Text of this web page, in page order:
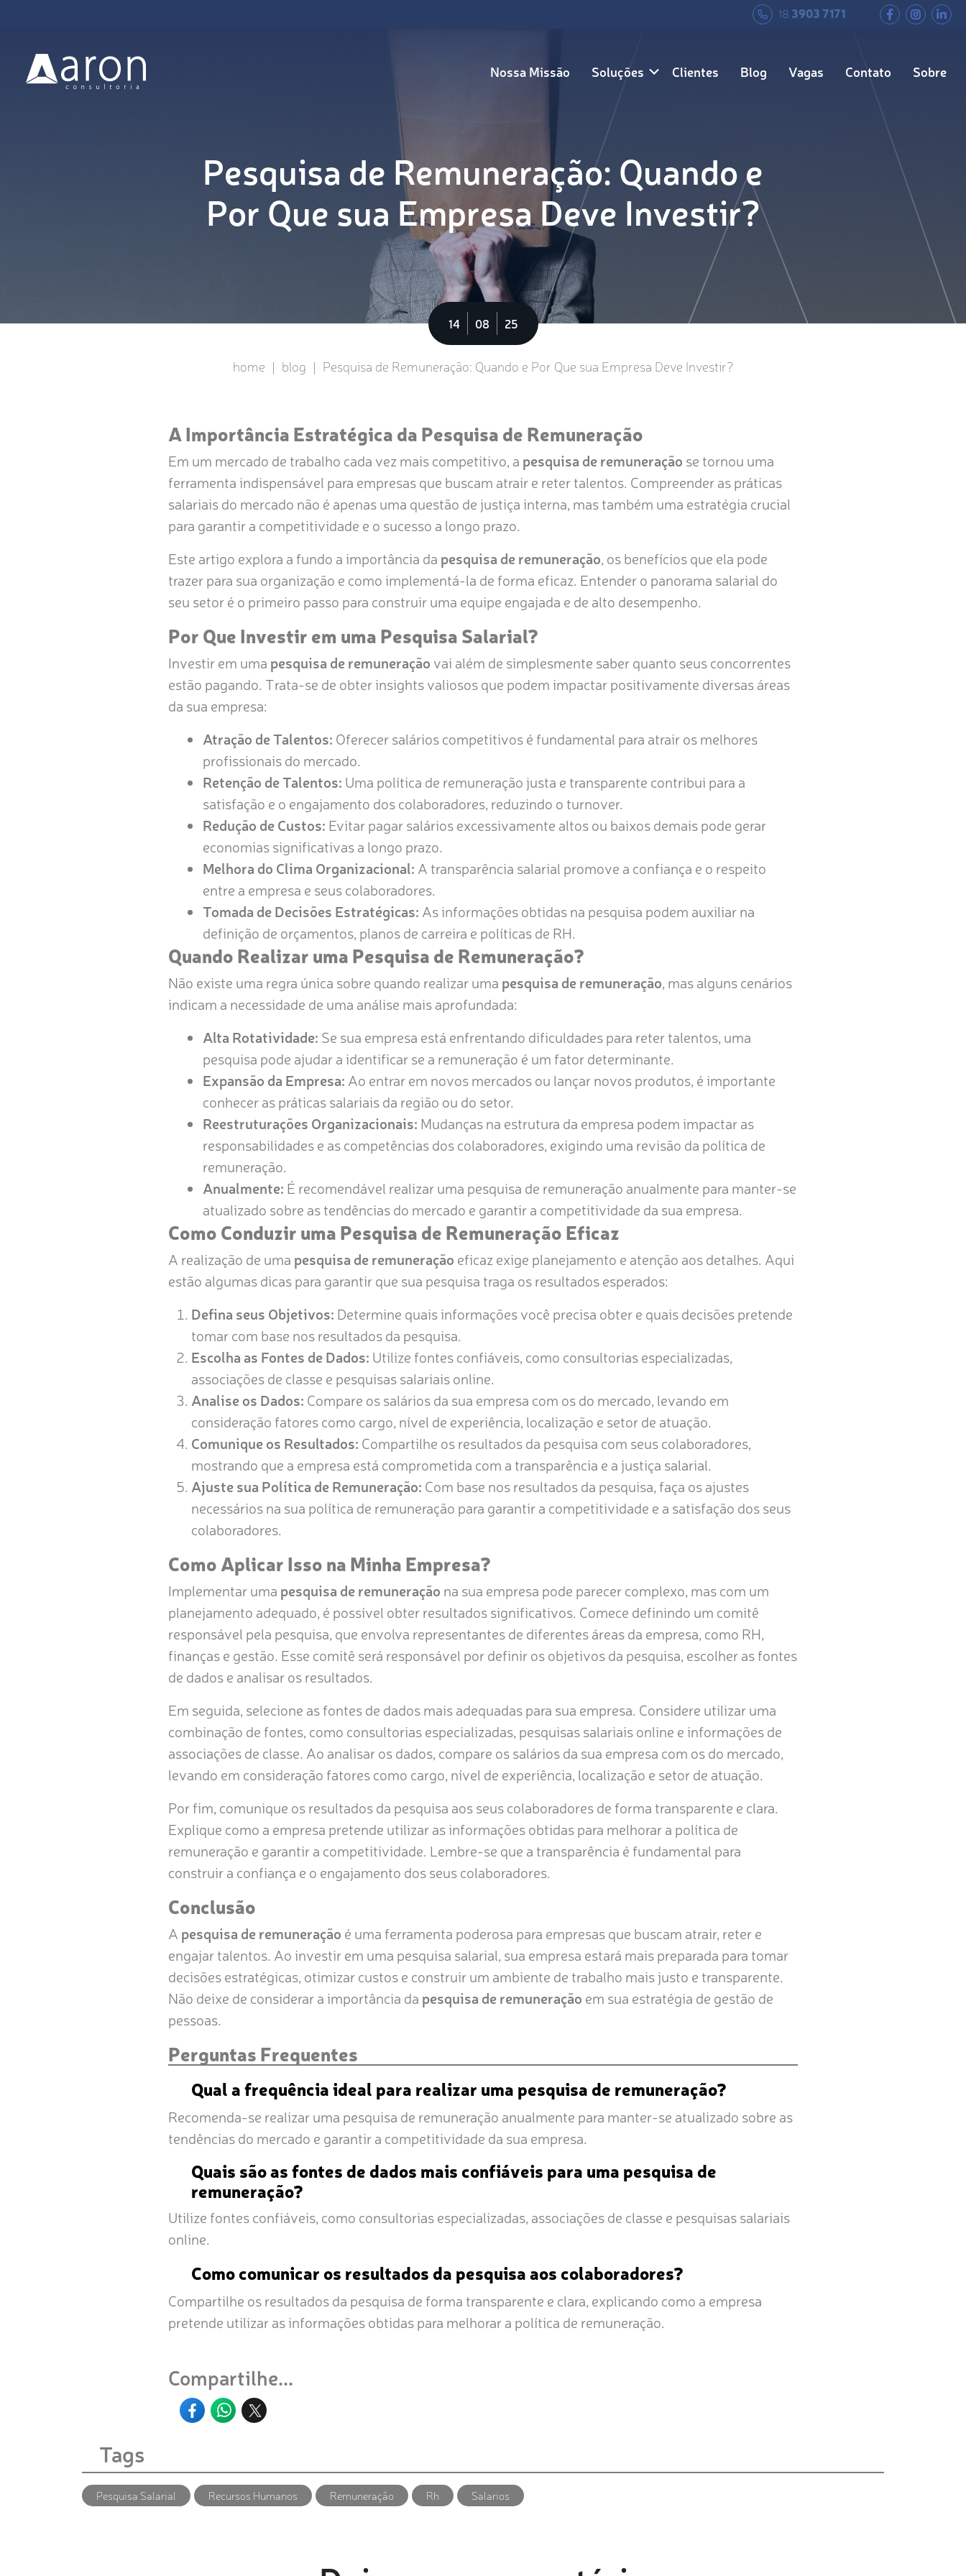
18 3903 7171
Nossa Missão Soluções Clientes Blog Vagas Contato Sobre
Pesquisa de Remuneração: Quando e
Por Que sua Empresa Deve Investir?
14 08 25
home | blog | Pesquisa de Remuneração: Quando e Por Que sua Empresa Deve Investir?
A Importância Estratégica da Pesquisa de Remuneração
Em um mercado de trabalho cada vez mais competitivo, a pesquisa de remuneração se tornou uma
ferramenta indispensável para empresas que buscam atrair e reter talentos. Compreender as práticas
salariais do mercado não é apenas uma questão de justiça interna, mas também uma estratégia crucial
para garantir a competitividade e o sucesso a longo prazo.
Este artigo explora a fundo a importância da pesquisa de remuneração, os benefícios que ela pode
trazer para sua organização e como implementá-la de forma eficaz. Entender o panorama salarial do
seu setor é o primeiro passo para construir uma equipe engajada e de alto desempenho.
Por Que Investir em uma Pesquisa Salarial?
Investir em uma pesquisa de remuneração vai além de simplesmente saber quanto seus concorrentes
estão pagando. Trata-se de obter insights valiosos que podem impactar positivamente diversas áreas
da sua empresa:
Atração de Talentos: Oferecer salários competitivos é fundamental para atrair os melhores
profissionais do mercado.
Retenção de Talentos: Uma política de remuneração justa e transparente contribui para a
satisfação e o engajamento dos colaboradores, reduzindo o turnover.
Redução de Custos: Evitar pagar salários excessivamente altos ou baixos demais pode gerar
economias significativas a longo prazo.
Melhora do Clima Organizacional: A transparência salarial promove a confiança e o respeito
entre a empresa e seus colaboradores.
Tomada de Decisões Estratégicas: As informações obtidas na pesquisa podem auxiliar na
definição de orçamentos, planos de carreira e políticas de RH.
Quando Realizar uma Pesquisa de Remuneração?
Não existe uma regra única sobre quando realizar uma pesquisa de remuneração, mas alguns cenários
indicam a necessidade de uma análise mais aprofundada:
Alta Rotatividade: Se sua empresa está enfrentando dificuldades para reter talentos, uma
pesquisa pode ajudar a identificar se a remuneração é um fator determinante.
Expansão da Empresa: Ao entrar em novos mercados ou lançar novos produtos, é importante
conhecer as práticas salariais da região ou do setor.
Reestruturações Organizacionais: Mudanças na estrutura da empresa podem impactar as
responsabilidades e as competências dos colaboradores, exigindo uma revisão da política de
remuneração.
Anualmente: É recomendável realizar uma pesquisa de remuneração anualmente para manter-se
atualizado sobre as tendências do mercado e garantir a competitividade da sua empresa.
Como Conduzir uma Pesquisa de Remuneração Eficaz
A realização de uma pesquisa de remuneração eficaz exige planejamento e atenção aos detalhes. Aqui
estão algumas dicas para garantir que sua pesquisa traga os resultados esperados:
Defina seus Objetivos: Determine quais informações você precisa obter e quais decisões pretende
tomar com base nos resultados da pesquisa.
Escolha as Fontes de Dados: Utilize fontes confiáveis, como consultorias especializadas,
associações de classe e pesquisas salariais online.
Analise os Dados: Compare os salários da sua empresa com os do mercado, levando em
consideração fatores como cargo, nível de experiência, localização e setor de atuação.
Comunique os Resultados: Compartilhe os resultados da pesquisa com seus colaboradores,
mostrando que a empresa está comprometida com a transparência e a justiça salarial.
Ajuste sua Política de Remuneração: Com base nos resultados da pesquisa, faça os ajustes
necessários na sua política de remuneração para garantir a competitividade e a satisfação dos seus
colaboradores.
Como Aplicar Isso na Minha Empresa?
Implementar uma pesquisa de remuneração na sua empresa pode parecer complexo, mas com um
planejamento adequado, é possível obter resultados significativos. Comece definindo um comitê
responsável pela pesquisa, que envolva representantes de diferentes áreas da empresa, como RH,
finanças e gestão. Esse comitê será responsável por definir os objetivos da pesquisa, escolher as fontes
de dados e analisar os resultados.
Em seguida, selecione as fontes de dados mais adequadas para sua empresa. Considere utilizar uma
combinação de fontes, como consultorias especializadas, pesquisas salariais online e informações de
associações de classe. Ao analisar os dados, compare os salários da sua empresa com os do mercado,
levando em consideração fatores como cargo, nível de experiência, localização e setor de atuação.
Por fim, comunique os resultados da pesquisa aos seus colaboradores de forma transparente e clara.
Explique como a empresa pretende utilizar as informações obtidas para melhorar a política de
remuneração e garantir a competitividade. Lembre-se que a transparência é fundamental para
construir a confiança e o engajamento dos seus colaboradores.
Conclusão
A pesquisa de remuneração é uma ferramenta poderosa para empresas que buscam atrair, reter e
engajar talentos. Ao investir em uma pesquisa salarial, sua empresa estará mais preparada para tomar
decisões estratégicas, otimizar custos e construir um ambiente de trabalho mais justo e transparente.
Não deixe de considerar a importância da pesquisa de remuneração em sua estratégia de gestão de
pessoas.
Perguntas Frequentes
Qual a frequência ideal para realizar uma pesquisa de remuneração?
Recomenda-se realizar uma pesquisa de remuneração anualmente para manter-se atualizado sobre as
tendências do mercado e garantir a competitividade da sua empresa.
Quais são as fontes de dados mais confiáveis para uma pesquisa de
remuneração?
Utilize fontes confiáveis, como consultorias especializadas, associações de classe e pesquisas salariais
online.
Como comunicar os resultados da pesquisa aos colaboradores?
Compartilhe os resultados da pesquisa de forma transparente e clara, explicando como a empresa
pretende utilizar as informações obtidas para melhorar a política de remuneração.
Compartilhe...
Tags
Pesquisa Salarial Recursos Humanos Remuneração Rh Salarios